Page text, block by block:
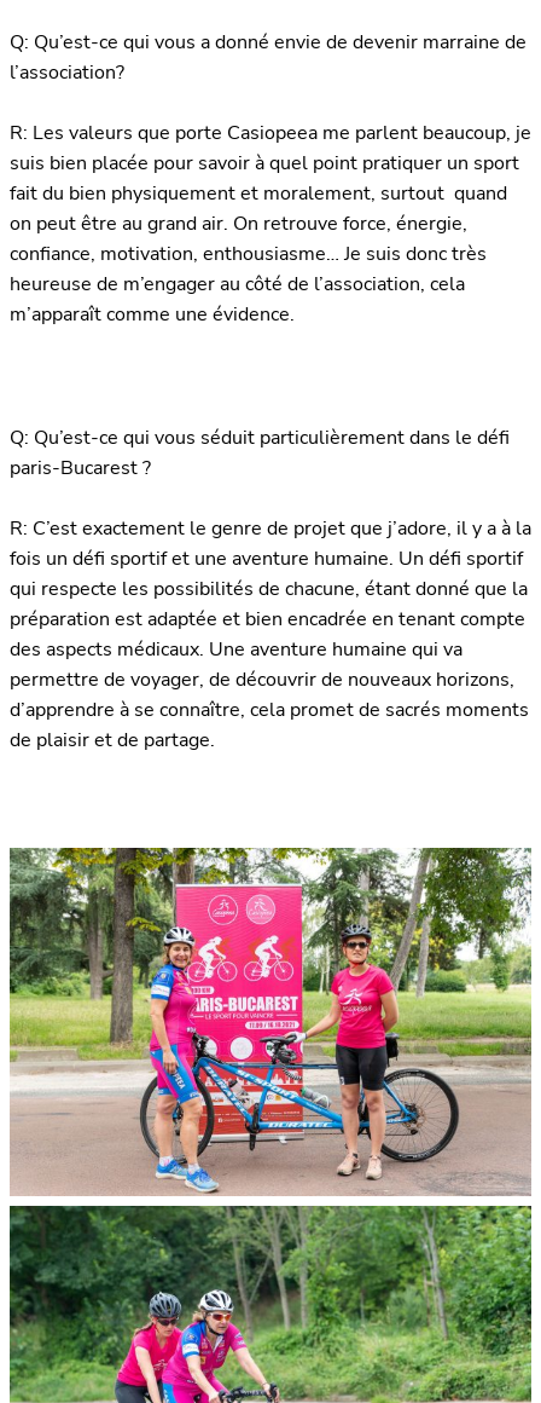
Q: Qu’est-ce qui vous a donné envie de devenir marraine de
l’association?
R: Les valeurs que porte Casiopeea me parlent beaucoup, je
suis bien placée pour savoir à quel point pratiquer un sport
fait du bien physiquement et moralement, surtout quand
on peut être au grand air. On retrouve force, énergie,
confiance, motivation, enthousiasme… Je suis donc très
heureuse de m’engager au côté de l’association, cela
m’apparaît comme une évidence.
Q: Qu’est-ce qui vous séduit particulièrement dans le défi
paris-Bucarest ?
R: C’est exactement le genre de projet que j’adore, il y a à la
fois un défi sportif et une aventure humaine. Un défi sportif
qui respecte les possibilités de chacune, étant donné que la
préparation est adaptée et bien encadrée en tenant compte
des aspects médicaux. Une aventure humaine qui va
permettre de voyager, de découvrir de nouveaux horizons,
d’apprendre à se connaître, cela promet de sacrés moments
de plaisir et de partage.